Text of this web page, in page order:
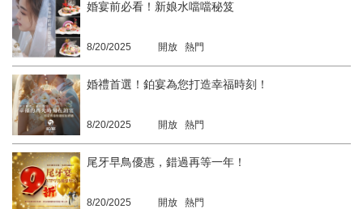
婚宴前必看！新娘水噹噹秘笈
8/20/2025 開放 熱門
婚禮首選！鉑宴為您打造幸福時刻！
8/20/2025 開放 熱門
尾牙早鳥優惠，錯過再等一年！
8/20/2025 開放 熱門